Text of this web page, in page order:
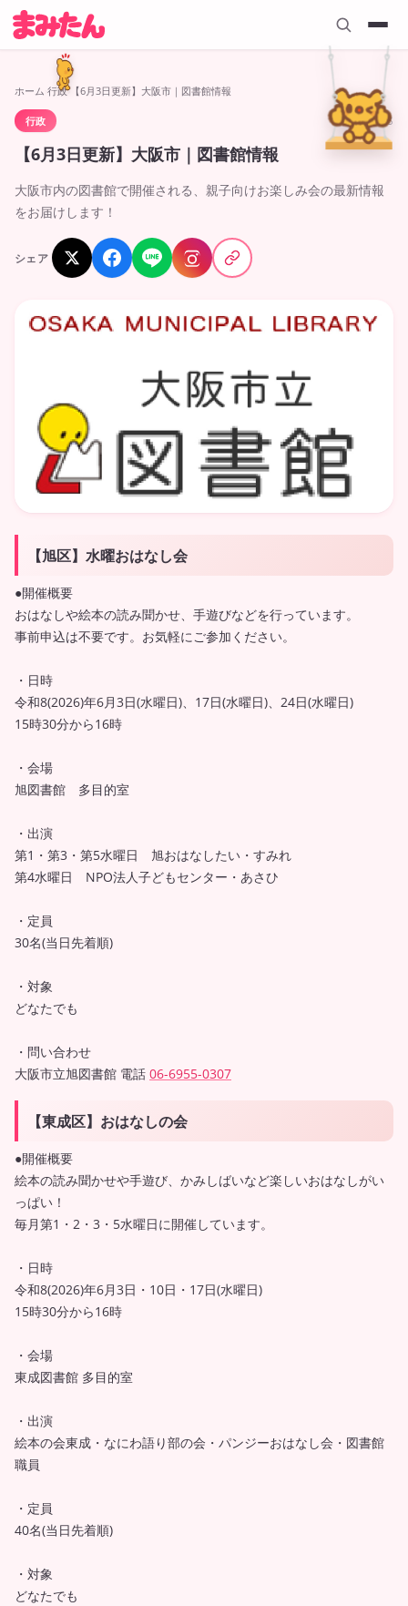
ホーム 行政›【6月3日更新】大阪市｜図書館情報
行政 2026.06.03
【6月3日更新】大阪市｜図書館情報
大阪市内の図書館で開催される、親子向けお楽しみ会の最新情報
をお届けします！
シェア
【旭区】水曜おはなし会
●開催概要
おはなしや絵本の読み聞かせ、手遊びなどを行っています。
事前申込は不要です。お気軽にご参加ください。
・日時
令和8(2026)年6月3日(水曜日)、17日(水曜日)、24日(水曜日)
15時30分から16時
・会場
旭図書館 多目的室
・出演
第1・第3・第5水曜日 旭おはなしたい・すみれ
第4水曜日 NPO法人子どもセンター・あさひ
・定員
30名(当日先着順)
・対象
どなたでも
・問い合わせ
大阪市立旭図書館 電話 06-6955-0307
【東成区】おはなしの会
●開催概要
絵本の読み聞かせや手遊び、かみしばいなど楽しいおはなしがい
っぱい！
毎月第1・2・3・5水曜日に開催しています。
・日時
令和8(2026)年6月3日・10日・17日(水曜日)
15時30分から16時
・会場
東成図書館 多目的室
・出演
絵本の会東成・なにわ語り部の会・パンジーおはなし会・図書館
職員
・定員
40名(当日先着順)
・対象
どなたでも